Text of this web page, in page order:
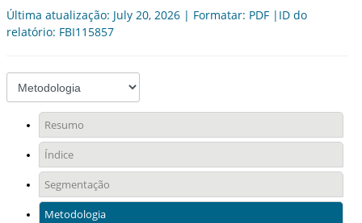
Última atualização: July 20, 2026 | Formatar: PDF |ID do
relatório: FBI115857
Resumo
Índice
Segmentação
Metodologia